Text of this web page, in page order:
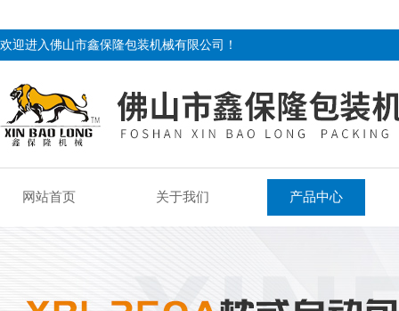
欢迎进入佛山市鑫保隆包装机械有限公司！
网站首页 关于我们 产品中心